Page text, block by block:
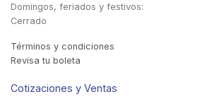
Domingos, feriados y festivos:
Cerrado
Términos y condiciones
Revisa tu boleta
Cotizaciones y Ventas